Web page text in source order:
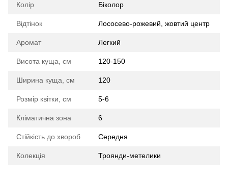
Колір Біколор
Відтінок Лососево-рожевий, жовтий центр
Аромат Легкий
Висота куща, см 120-150
Ширина куща, см 120
Розмір квітки, см 5-6
Кліматична зона 6
Стійкість до хвороб Середня
Колекція Троянди-метелики